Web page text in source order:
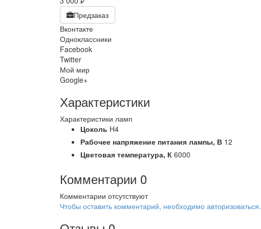
руб.
Предзаказ
Вконтакте
Одноклассники
Facebook
Twitter
Мой мир
Google+
Характеристики
Характеристики ламп
Цоколь H4
Рабочее напряжение питания лампы, В 12
Цветовая температура, К 6000
Комментарии 0
Комментарии отсутствуют
Чтобы оставить комментарий, необходимо авторизоваться.